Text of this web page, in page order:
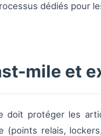
dédiés pour
mile et
doit protéger les
(points relais,